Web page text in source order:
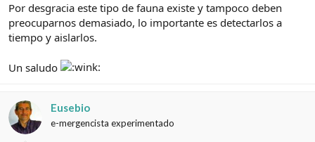
Por desgracia este tipo de fauna existe y tampoco deben
preocuparnos demasiado, lo importante es detectarlos a
tiempo y aislarlos.
Un saludo
Eusebio
e-mergencista experimentado